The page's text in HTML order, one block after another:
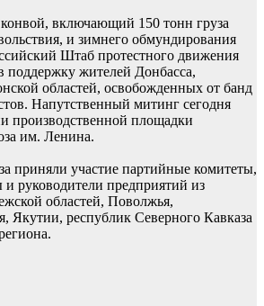
включающий 150 тонн груза
и зимнего обмундирования
Штаб протестного движения
поддержку жителей Донбасса,
областей, освобожденных от банд
Напутственный митинг сегодня
производственной площадки
им. Ленина.
приняли участие партийные комитеты,
и руководители предприятий из
областей, Поволжья,
Якутии, республик Северного Кавказа